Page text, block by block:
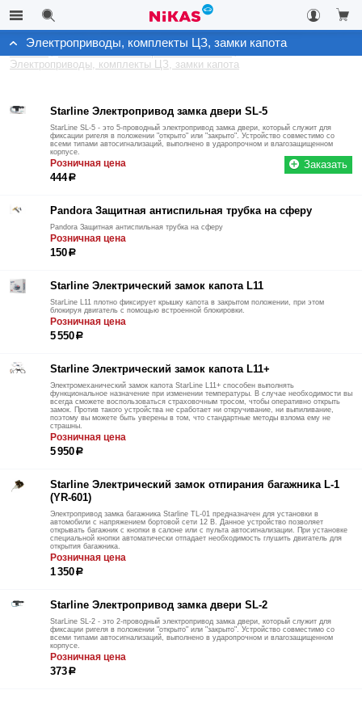
Автомобильные охранные системы
Электроприводы, комплекты ЦЗ, замки капота
Электроприводы, комплекты ЦЗ, замки капота
Starline Электропривод замка двери SL-5
StarLine SL-5 - это 5-проводный электропривод замка двери, который служит для
фиксации ригеля в положении "открыто" или "закрыто". Устройство совместимо со
всеми типами автосигнализаций, выполнено в ударопрочном и влагозащищенном
корпусе.
Розничная цена
444р
Заказать
Pandora Защитная антиспильная трубка на сферу
Pandora Защитная антиспильная трубка на сферу
Розничная цена
150р
Starline Электрический замок капота L11
StarLine L11 плотно фиксирует крышку капота в закрытом положении, при этом
блокируя двигатель с помощью встроенной блокировки.
Розничная цена
5 550р
Starline Электрический замок капота L11+
Электромеханический замок капота StarLine L11+ способен выполнять
функциональное назначение при изменении температуры. В случае необходимости вы
всегда сможете воспользоваться страховочным тросом, чтобы оперативно открыть
замок. Против такого устройства не сработает ни откручивание, ни выпиливание,
поэтому вы можете быть уверены в том, что стандартные методы взлома ему не
страшны.
Розничная цена
5 950р
Starline Электрический замок отпирания багажника L-1
(YR-601)
Электропривод замка багажника Starline TL-01 предназначен для установки в
автомобили с напряжением бортовой сети 12 В. Данное устройство позволяет
открывать багажник с кнопки в салоне или с пульта автосигнализации. При установке
специальной кнопки автоматически отпадает необходимость глушить двигатель для
открытия багажника.
Розничная цена
1 350р
Starline Электропривод замка двери SL-2
StarLine SL-2 - это 2-проводный электропривод замка двери, который служит для
фиксации ригеля в положении "открыто" или "закрыто". Устройство совместимо со
всеми типами автосигнализаций, выполнено в ударопрочном и влагозащищенном
корпусе.
Розничная цена
373р